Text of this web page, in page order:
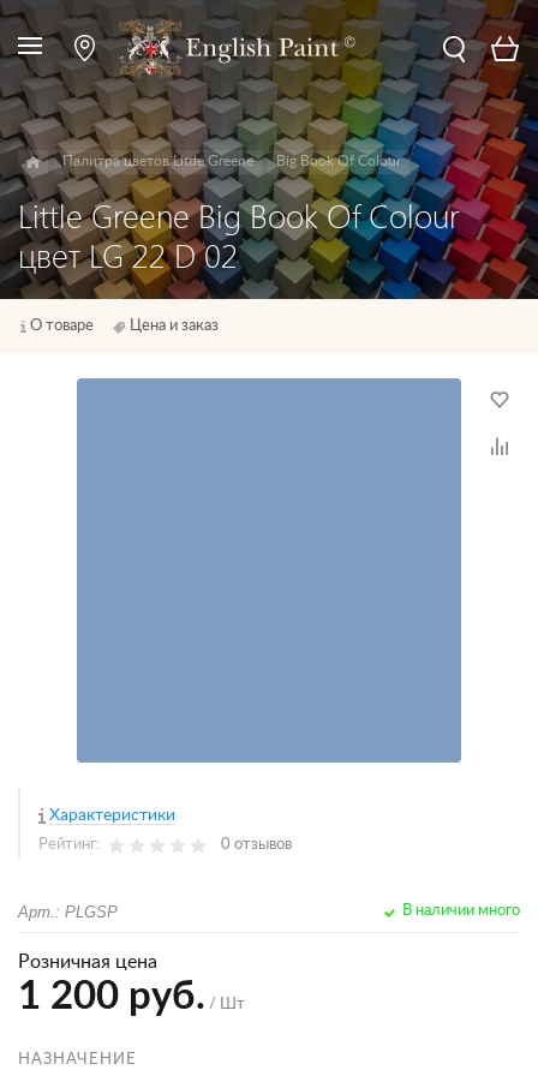
Палитра цветов Little Greene Big Book Of Colour
Little Greene Big Book Of Colour
цвет LG 22 D 02
О товаре Цена и заказ
Характеристики
Рейтинг: 0 отзывов
Арт.: PLGSP В наличии много
Розничная цена
1 200 руб. / Шт
НАЗНАЧЕНИЕ